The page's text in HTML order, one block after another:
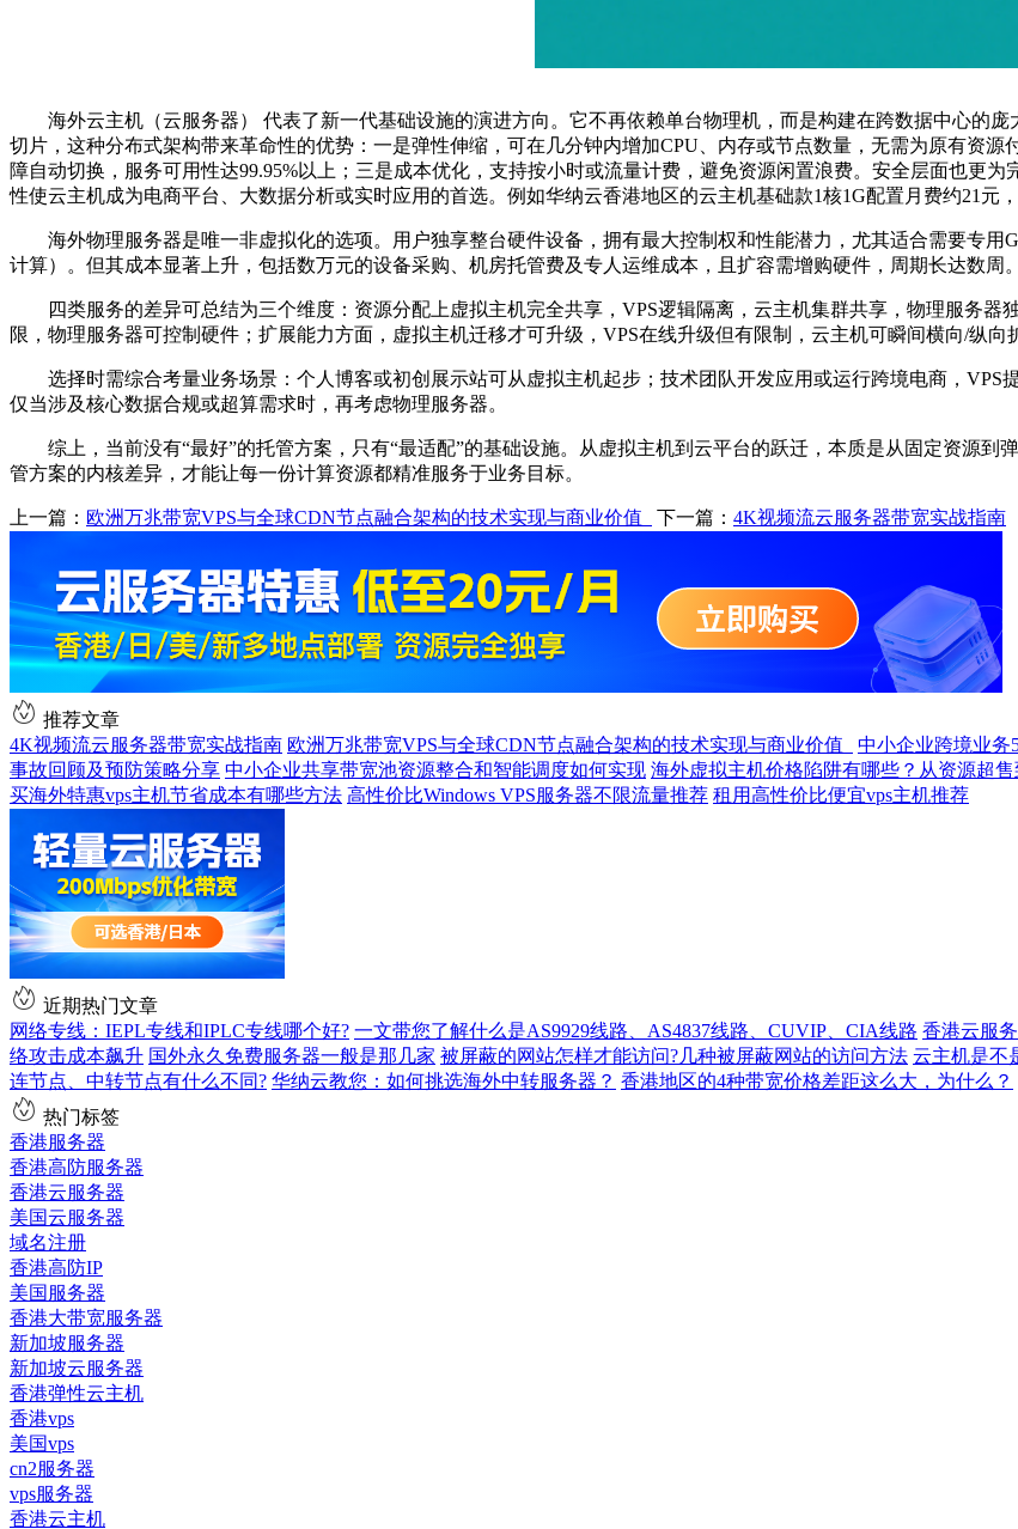
海外云主机（云服务器） 代表了新一代基础设施的演进方向。它不再依赖单台物理机，而是构建在跨数据中心的
切片，这种分布式架构带来革命性的优势：一是弹性伸缩，可在几分钟内增加CPU 、内存或节点数量，无需为原有资源
障自动切换，服务可用性达99.95%以上；三是成本优化，支持按小时或流量计费，避免资源闲置浪费。安全层面也更为
性使云主机成为电商平台、大数据分析或实时应用的首选。例如华纳云香港地区的云主机基础款1核1G配置月费约21 元
海外物理服务器是唯一非虚拟化的选项。用户独享整台硬件设备，拥有最大控制权和性能潜力，尤其适合需要专用
计算）。但其成本显著上升，包括数万元的设备采购、机房托管费及专人运维成本，且扩容需增购硬件，周期长达数周
四类服务的差异可总结为三个维度：资源分配上虚拟主机完全共享， VPS逻辑隔离，云主机集群共享，物理服务器
限，物理服务器可控制硬件；扩展能力方面，虚拟主机迁移才可升级， VPS在线升级但有限制，云主机可瞬间横向/纵向
选择时需综合考量业务场景：个人博客或初创展示站可从虚拟主机起步；技术团队开发应用或运行跨境电商， VPS
仅当涉及核心数据合规或超算需求时，再考虑物理服务器。
综上，当前没有“最好”的托管方案，只有“最适配”的基础设施。从虚拟主机到云平台的跃迁，本质是从固定资源
管方案的内核差异，才能让每一份计算资源都精准服务于业务目标。
上一篇： 欧洲万兆带宽VPS与全球CDN节点融合架构的技术实现与商业价值 下一篇： 4K视频流云服务器带宽实战指南
推荐文章
4K视频流云服务器带宽实战指南 欧洲万兆带宽VPS与全球CDN节点融合架构的技术实现与商业价值 中小企业跨境业务
事故回顾及预防策略分享 中小企业共享带宽池资源整合和智能调度如何实现 海外虚拟主机价格陷阱有哪些？从资源超
买海外特惠vps主机节省成本有哪些方法 高性价比Windows VPS服务器不限流量推荐 租用高性价比便宜vps主机推荐
近期热门文章
网络专线：IEPL专线和IPLC专线哪个好? 一文带您了解什么是AS9929线路、AS4837线路、CUVIP、CIA线路 香港云服
络攻击成本飙升 国外永久免费服务器一般是那几家 被屏蔽的网站怎样才能访问?几种被屏蔽网站的访问方法 云主机是不
连节点、中转节点有什么不同? 华纳云教您：如何挑选海外中转服务器？ 香港地区的4种带宽价格差距这么大，为什么？
热门标签
香港服务器
香港高防服务器
香港云服务器
美国云服务器
域名注册
香港高防IP
美国服务器
香港大带宽服务器
新加坡服务器
新加坡云服务器
香港弹性云主机
香港vps
美国vps
cn2服务器
vps服务器
香港云主机